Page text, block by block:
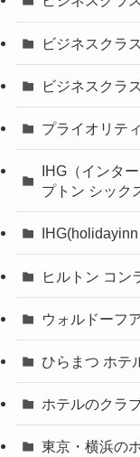
ビジネスクラ
ビジネスクラ
プライオリテ
IHG（インタ
プトン シック
ヒルトン コン
ウォルドーフ
ひらまつ ホテ
ホテルのクラ
東京・横浜の